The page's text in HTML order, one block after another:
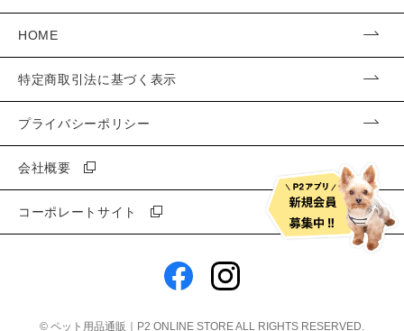
HOME
特定商取引法に基づく表示
プライバシーポリシー
会社概要
コーポレートサイト
© ペット用品通販｜P2 ONLINE STOREALL RIGHTS RESERVED.